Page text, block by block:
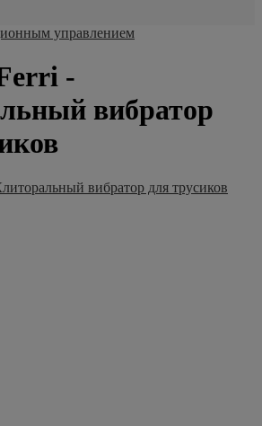
управлением
-
вибратор